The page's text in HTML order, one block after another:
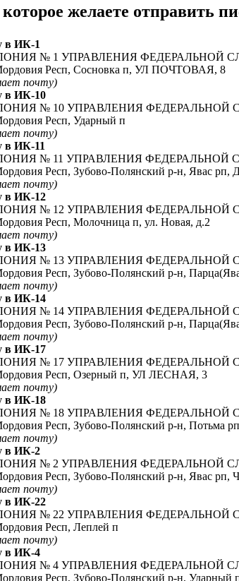
желаете отправить
в ИК-1
№ 1 УПРАВЛЕНИЯ
Респ, Сосновка п, УЛ ПОЧТОВАЯ, 8
почту)
в ИК-10
№ 10 УПРАВЛЕНИЯ
Респ, Ударный п
почту)
в ИК-11
№ 11 УПРАВЛЕНИЯ
Респ, Зубово-Полянский р-н, Явас рп,
почту)
в ИК-12
№ 12 УПРАВЛЕНИЯ
Респ, Молочница п, ул. Новая, д.2
почту)
в ИК-13
№ 13 УПРАВЛЕНИЯ
Респ, Зубово-Полянский р-н,
почту)
в ИК-14
№ 14 УПРАВЛЕНИЯ
Респ, Зубово-Полянский р-н,
почту)
в ИК-17
№ 17 УПРАВЛЕНИЯ
Респ, Озерный п, УЛ ЛЕСНАЯ, 3
почту)
в ИК-18
№ 18 УПРАВЛЕНИЯ
Респ, Зубово-Полянский р-н, Потьма
почту)
в ИК-2
№ 2 УПРАВЛЕНИЯ
Респ, Зубово-Полянский р-н, Явас рп,
почту)
в ИК-22
№ 22 УПРАВЛЕНИЯ
Респ, Леплей п
почту)
в ИК-4
№ 4 УПРАВЛЕНИЯ
Респ, Зубово-Полянский р-н, Ударный